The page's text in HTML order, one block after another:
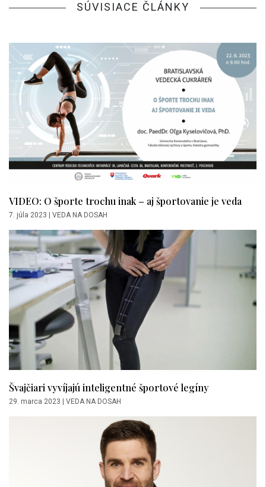
SÚVISIACE ČLÁNKY
VIDEO: O športe trochu inak – aj športovanie je veda
7. júla 2023 | VEDA NA DOSAH
Švajčiari vyvíjajú inteligentné športové legíny
29. marca 2023 VEDA NA DOSAH